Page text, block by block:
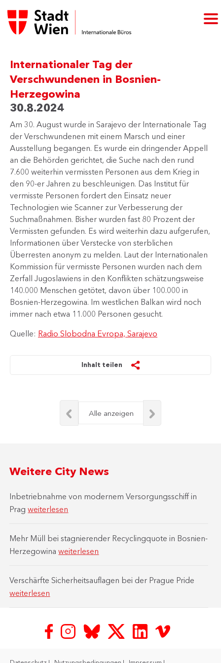
Internationaler Tag der
Verschwundenen in Bosnien-
Herzegowina
30.8.2024
Am 30. August wurde in Sarajevo der Internationale Tag
der Verschwundenen mit einem Marsch und einer
Ausstellung begangen. Es wurde ein dringender Appell
an die Behörden gerichtet, die Suche nach den rund
7.600 weiterhin vermissten Personen aus dem Krieg in
den 90-er Jahren zu beschleunigen. Das Institut für
vermisste Personen fordert den Einsatz neuer
Technologien wie Scanner zur Verbesserung der
Suchmaßnahmen. Bisher wurden fast 80 Prozent der
Vermissten gefunden. Es wird weiterhin dazu aufgerufen,
Informationen über Verstecke von sterblichen
Überresten anonym zu melden. Laut der Internationalen
Kommission für vermisste Personen wurden nach dem
Zerfall Jugoslawiens in den Konflikten schätzungsweise
140.000 Menschen getötet, davon über 100.000 in
Bosnien-Herzegowina. Im westlichen Balkan wird noch
immer nach etwa 11.000 Personen gesucht.​
Quelle: Radio Slobodna Evropa, Sarajevo
Inhalt teilen
Alle anzeigen
Weitere City News
Inbetriebnahme von modernem Versorgungsschiff in
Pragweiterlesen
Mehr Müll bei stagnierender Recyclingquote in Bosnien-
Herzegowinaweiterlesen
Verschärfte Sicherheitsauflagen bei der Prague Pride
weiterlesen